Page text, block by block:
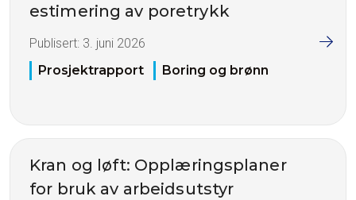
estimering av poretrykk
Publisert: 3. juni 2026
Prosjektrapport
Boring og brønn
Kran og løft: Opplæringsplaner
for bruk av arbeidsutstyr